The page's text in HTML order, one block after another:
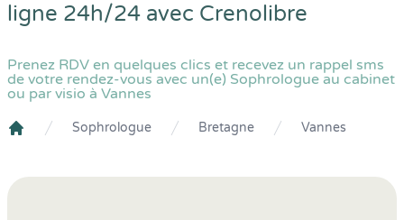
ligne 24h/24 avec Crenolibre
Prenez RDV en quelques clics et recevez un rappel sms
de votre rendez-vous avec un(e) Sophrologue au cabinet
ou par visio à Vannes
Sophrologue Bretagne Vannes